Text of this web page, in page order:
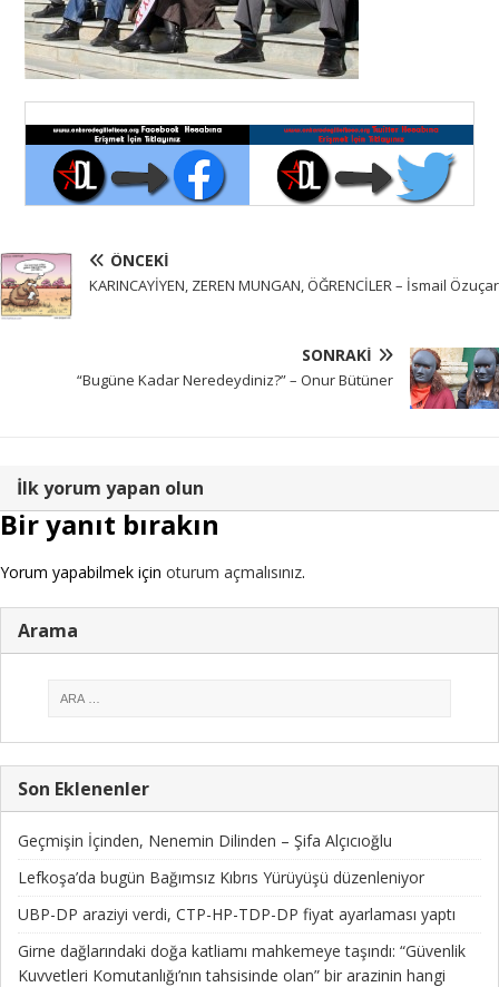
ÖNCEKI
KARINCAYİYEN, ZEREN MUNGAN, ÖĞRENCİLER – İsmail Özuçar
SONRAKI
“Bugüne Kadar Neredeydiniz?” – Onur Bütüner
İlk yorum yapan olun
Bir yanıt bırakın
Yorum yapabilmek için oturum açmalısınız.
Arama
Son Eklenenler
Geçmişin İçinden, Nenemin Dilinden – Şifa Alçıcıoğlu
Lefkoşa’da bugün Bağımsız Kıbrıs Yürüyüşü düzenleniyor
UBP-DP araziyi verdi, CTP-HP-TDP-DP fiyat ayarlaması yaptı
Girne dağlarındaki doğa katliamı mahkemeye taşındı: “Güvenlik
Kuvvetleri Komutanlığı’nın tahsisinde olan” bir arazinin hangi